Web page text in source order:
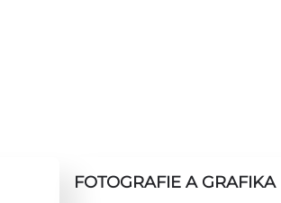
FOTOGRAFIE A GRAFIKA